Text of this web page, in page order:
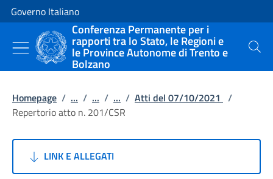
Vai al contenuto
Vai alla navigazione del sito
Governo Italiano
Conferenza Permanente per i
rapporti tra lo Stato, le Regioni e
le Province Autonome di Trento e
Bolzano
Cerca
Homepage / ... / ... / ... / Atti del 07/10/2021 /
Repertorio atto n. 201/CSR
LINK E ALLEGATI